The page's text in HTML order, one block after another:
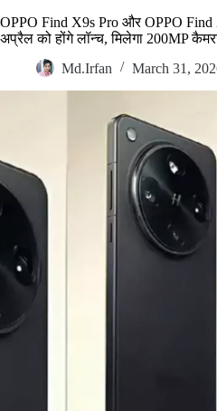
OPPO Find X9s Pro और OPPO Find
अप्रैल को होंगे लॉन्च, मिलेगा 200MP
Md.Irfan
March 31,